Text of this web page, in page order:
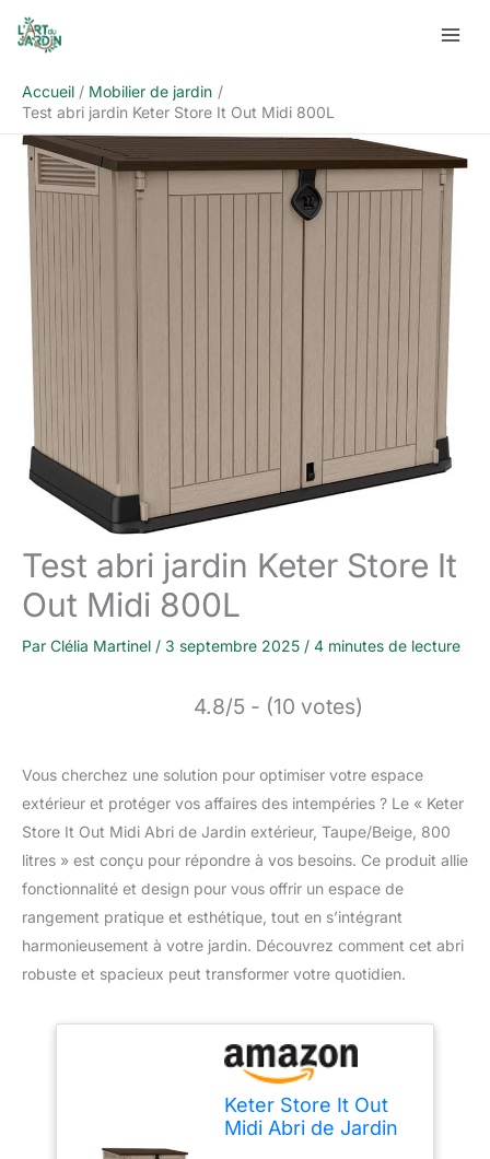
Aller
Accueil
Mobilier de jardin
Test abri jardin Keter Store It Out Midi 800L
Test abri jardin Keter Store It
Out Midi 800L
Par Clélia Martinel / 3 septembre 2025 / 4 minutes de lecture
4.8/5 - (10 votes)
Vous cherchez une solution pour optimiser votre espace
extérieur et protéger vos affaires des intempéries ? Le « Keter
Store It Out Midi Abri de Jardin extérieur, Taupe/Beige, 800
litres » est conçu pour répondre à vos besoins. Ce produit allie
fonctionnalité et design pour vous offrir un espace de
rangement pratique et esthétique, tout en s’intégrant
harmonieusement à votre jardin. Découvrez comment cet abri
robuste et spacieux peut transformer votre quotidien.
Keter Store It Out
Midi Abri de Jardin
Rechercher